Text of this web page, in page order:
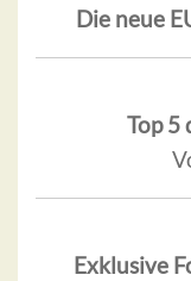
Die neue
Top 5
Exklusive